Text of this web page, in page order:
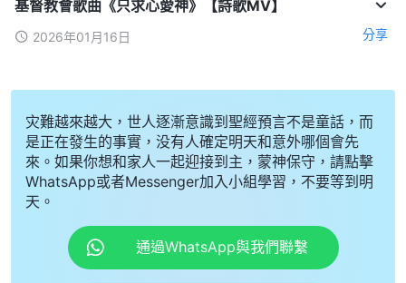
基督教會歌曲《只求心愛神》【詩歌MV】
2026年01月16日 分享
灾難越來越大，世人逐漸意識到聖經預言不是童話，而
是正在發生的事實，没有人確定明天和意外哪個會先
來。如果你想和家人一起迎接到主，蒙神保守，請點擊
WhatsApp或者Messenger加入小組學習，不要等到明
天。
通過WhatsApp與我們聯繫